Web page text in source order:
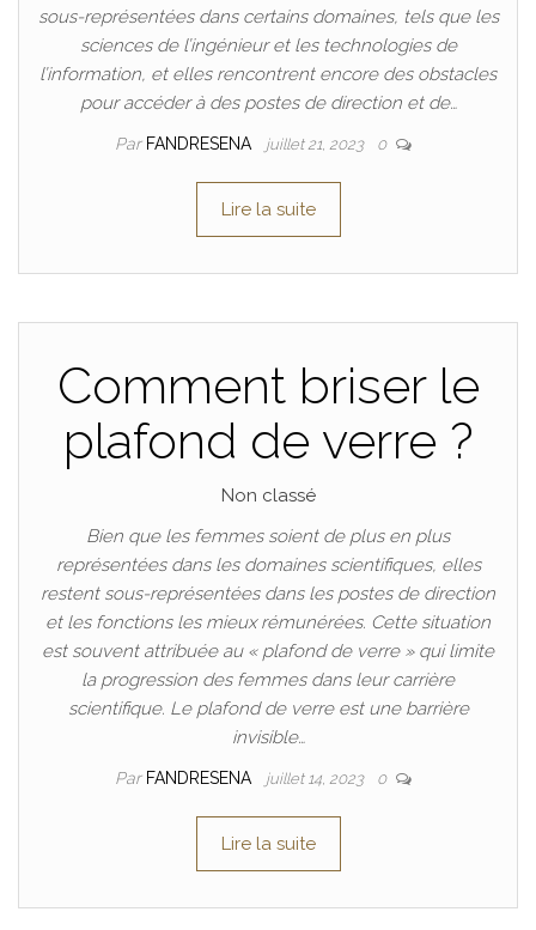
sous-représentées dans certains domaines, tels que les
sciences de l’ingénieur et les technologies de
l’information, et elles rencontrent encore des obstacles
pour accéder à des postes de direction et de…
Par FANDRESENA juillet 21, 2023 0
Lire la suite
Comment briser le
plafond de verre ?
Non classé
Bien que les femmes soient de plus en plus
représentées dans les domaines scientifiques, elles
restent sous-représentées dans les postes de direction
et les fonctions les mieux rémunérées. Cette situation
est souvent attribuée au « plafond de verre » qui limite
la progression des femmes dans leur carrière
scientifique. Le plafond de verre est une barrière
invisible…
Par FANDRESENA juillet 14, 2023 0
Lire la suite